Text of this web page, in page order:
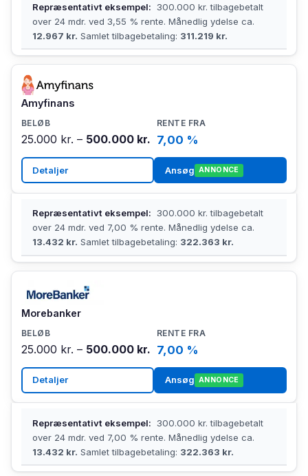
Repræsentativt eksempel: 300.000 kr. tilbagebetalt
over 24 mdr. ved 3,55 % rente. Månedlig ydelse ca.
12.967 kr. Samlet tilbagebetaling: 311.219 kr.
Amyfinans
25.000 kr. – 500.000 kr. 7,00 %
Detaljer Ansøg ANNONCE
Repræsentativt eksempel: 300.000 kr. tilbagebetalt
over 24 mdr. ved 7,00 % rente. Månedlig ydelse ca.
13.432 kr. Samlet tilbagebetaling: 322.363 kr.
Morebanker
25.000 kr. – 500.000 kr. 7,00 %
Detaljer Ansøg ANNONCE
Repræsentativt eksempel: 300.000 kr. tilbagebetalt
over 24 mdr. ved 7,00 % rente. Månedlig ydelse ca.
13.432 kr. Samlet tilbagebetaling: 322.363 kr.